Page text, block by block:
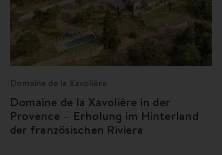
Domaine de la Xavolière
Domaine de la Xavolière in der
Provence – Erholung im Hinterland
der französischen Riviera